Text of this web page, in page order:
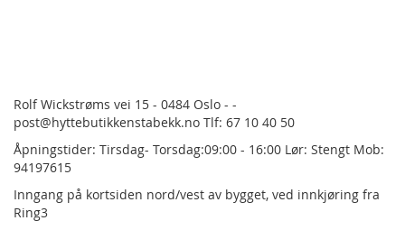
Rolf Wickstrøms vei 15 - 0484 Oslo - -
post@hyttebutikkenstabekk.no Tlf: 67 10 40 50
Åpningstider: Tirsdag- Torsdag:09:00 - 16:00 Lør: Stengt Mob:
94197615
Inngang på kortsiden nord/vest av bygget, ved innkjøring fra
Ring3